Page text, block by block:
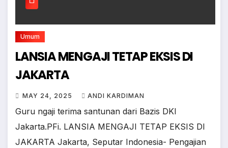
Umum
LANSIA MENGAJI TETAP EKSIS DI
JAKARTA
MAY 24, 2025 ANDI KARDIMAN
Guru ngaji terima santunan dari Bazis DKI
Jakarta.PFi. LANSIA MENGAJI TETAP EKSIS DI
JAKARTA Jakarta, Seputar Indonesia- Pengajian